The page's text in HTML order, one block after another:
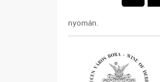
nyomán.